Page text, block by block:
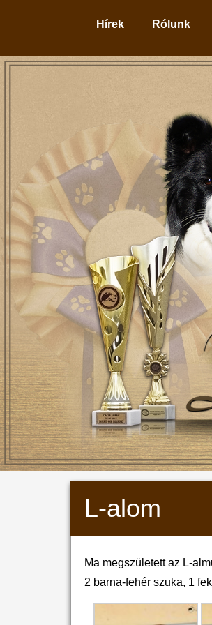
Hírek Rólunk
L-alom
Ma megszületett az L-
2 barna-fehér szuka, 1